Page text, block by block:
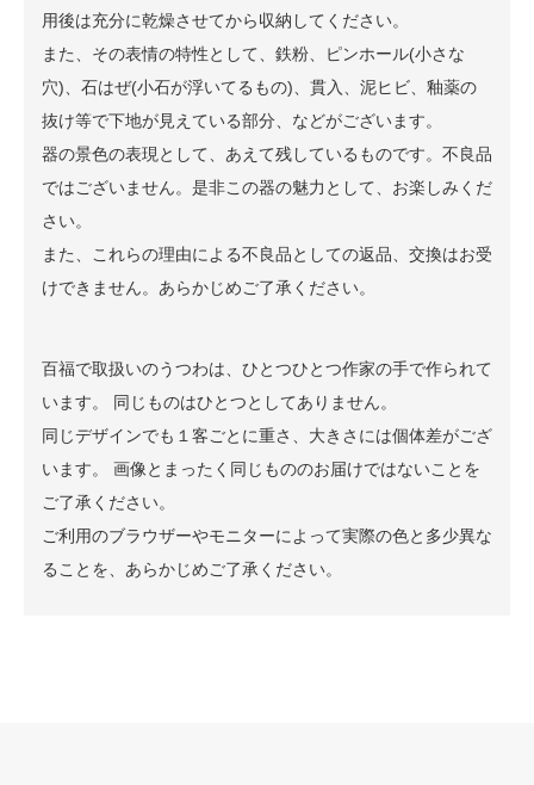
用後は充分に乾燥させてから収納してください。
また、その表情の特性として、鉄粉、ピンホール(小さな
穴)、石はぜ(小石が浮いてるもの)、貫入、泥ヒビ、釉薬の
抜け等で下地が見えている部分、などがございます。
器の景色の表現として、あえて残しているものです。不良品
ではございません。是非この器の魅力として、お楽しみくだ
さい。
また、これらの理由による不良品としての返品、交換はお受
けできません。あらかじめご了承ください。
百福で取扱いのうつわは、ひとつひとつ作家の手で作られて
います。 同じものはひとつとしてありません。
同じデザインでも１客ごとに重さ、大きさには個体差がござ
います。 画像とまったく同じもののお届けではないことを
ご了承ください。
ご利用のブラウザーやモニターによって実際の色と多少異な
ることを、あらかじめご了承ください。